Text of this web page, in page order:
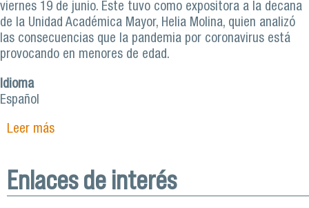
viernes 19 de junio. Este tuvo como expositora a la decana
de la Unidad Académica Mayor, Helia Molina, quien analizó
las consecuencias que la pandemia por coronavirus está
provocando en menores de edad.
Idioma
Español
Leer mássobre Decana Helia Molina: “Una cuarentena es el
Enlaces de interés